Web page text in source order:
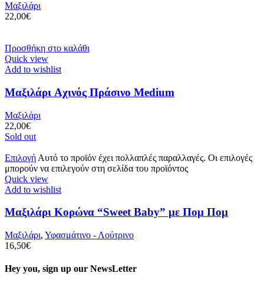
Μαξιλάρι
22,00€
Προσθήκη στο καλάθι
Quick view
Add to wishlist
Μαξιλάρι Aχινός Πράσινο Medium
Μαξιλάρι
22,00€
Sold out
Επιλογή Αυτό το προϊόν έχει πολλαπλές παραλλαγές. Οι επιλογές
μπορούν να επιλεγούν στη σελίδα του προϊόντος
Quick view
Add to wishlist
Μαξιλάρι Κορώνα “Sweet Baby” με Πομ Πομ
Μαξιλάρι, Υφασμάτινο - Λούτρινο
16,50€
Hey you, sign up our NewsLetter